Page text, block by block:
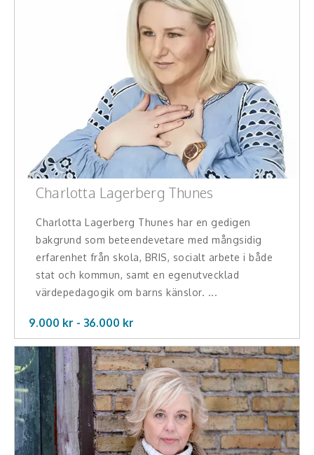
Charlotta Lagerberg Thunes
Charlotta Lagerberg Thunes har en gedigen
bakgrund som beteendevetare med mångsidig
erfarenhet från skola, BRIS, socialt arbete i både
stat och kommun, samt en egenutvecklad
värdepedagogik om barns känslor. ...
9.000 kr - 36.000 kr